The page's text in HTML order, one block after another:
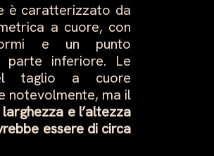
è caratterizzato da
a cuore, con
e un punto
parte inferiore. Le
taglio a cuore
notevolmente, ma il
e l’altezza
essere di circa